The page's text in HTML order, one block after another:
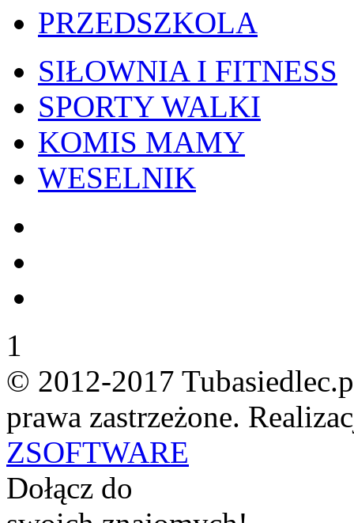
PRZEDSZKOLA
SIŁOWNIA I FITNESS
SPORTY WALKI
KOMIS MAMY
WESELNIK
1
© 2012-2017
prawa zastrzeżone.
ZSOFTWARE
Dołącz do